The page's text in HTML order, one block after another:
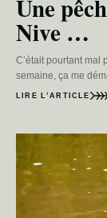
Une
Nive …
C’était pourtant
semaine, ça me
LIRE L’ARTICLE